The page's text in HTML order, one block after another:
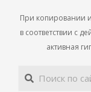
При копировании
в соответствии с
активная
Поиск